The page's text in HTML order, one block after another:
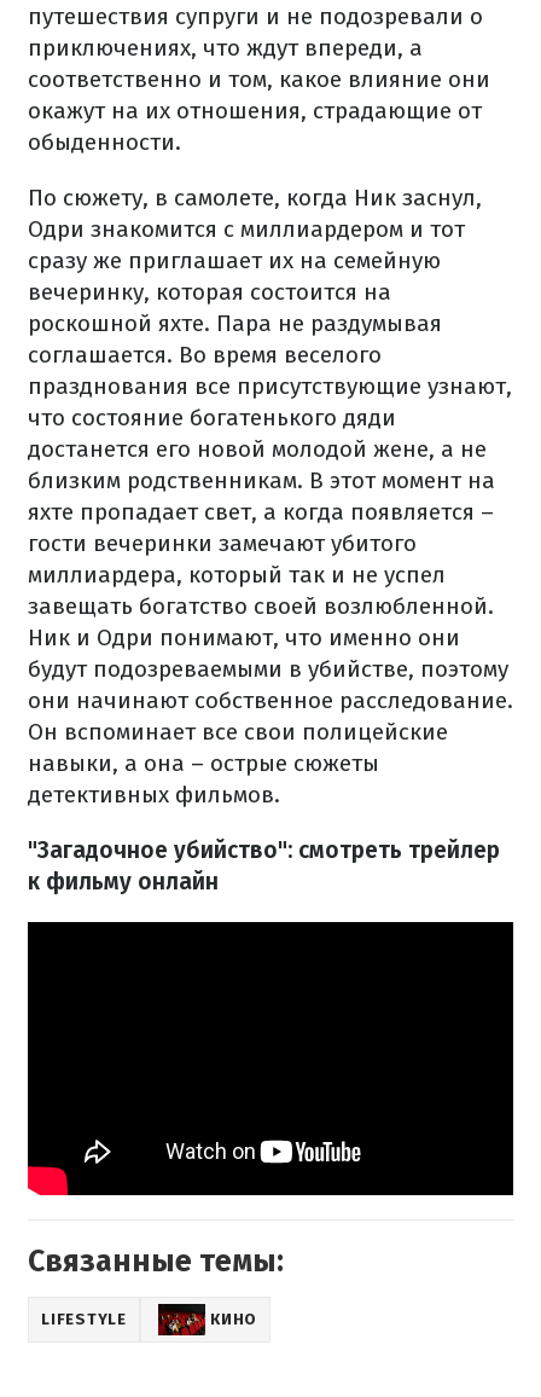
путешествия супруги и не подозревали о
приключениях, что ждут впереди, а
соответственно и том, какое влияние они
окажут на их отношения, страдающие от
обыденности.
По сюжету, в самолете, когда Ник заснул,
Одри знакомится с миллиардером и тот
сразу же приглашает их на семейную
вечеринку, которая состоится на
роскошной яхте. Пара не раздумывая
соглашается. Во время веселого
празднования все присутствующие узнают,
что состояние богатенького дяди
достанется его новой молодой жене, а не
близким родственникам. В этот момент на
яхте пропадает свет, а когда появляется –
гости вечеринки замечают убитого
миллиардера, который так и не успел
завещать богатство своей возлюбленной.
Ник и Одри понимают, что именно они
будут подозреваемыми в убийстве, поэтому
они начинают собственное расследование.
Он вспоминает все свои полицейские
навыки, а она – острые сюжеты
детективных фильмов.
"Загадочное убийство": смотреть трейлер
к фильму онлайн
Связанные темы:
LIFESTYLE КИНО